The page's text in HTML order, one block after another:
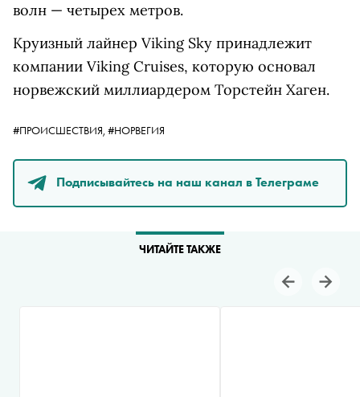
волн — четырех метров.
Круизный лайнер Viking Sky принадлежит
компании Viking Cruises, которую основал
норвежский миллиардером Торстейн Хаген.
#ПРОИСШЕСТВИЯ, #НОРВЕГИЯ
Подписывайтесь на наш канал в Телеграме
ЧИТАЙТЕ ТАКЖЕ